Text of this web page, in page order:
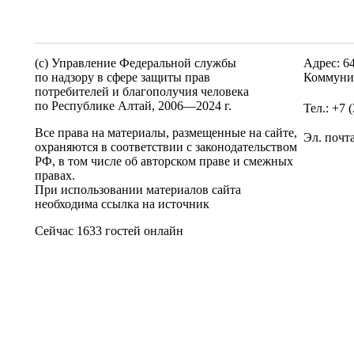
(c) Управление Федеральной службы
по надзору в сфере защиты прав
потребителей и благополучия человека
по Республике Алтай, 2006—2024 г.
Все права на материалы, размещенные на сайте,
охраняются в соответствии с законодательством
РФ, в том числе об авторском праве и смежных
правах.
При использовании материалов сайта
необходима ссылка на источник
Сейчас 1633 гостей онлайн
Адрес:
Тел.: +7
Эл.